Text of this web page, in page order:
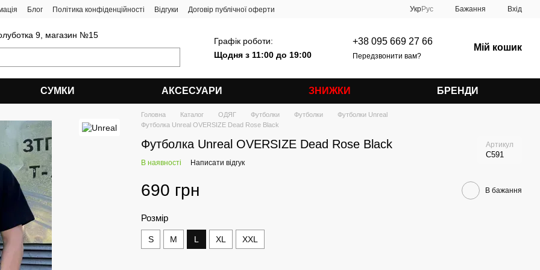
Блог Політика конфіденційності Відгуки Договір публічної оферти УкрРус Бажання Вхід
9, магазин №15
Графік роботи:
Щодня з 11:00 до 19:00
+38 095 669 27 66
Передзвонити вам?
Мій кошик
СУМКИ АКСЕСУАРИ ЗНИЖКИ БРЕНДИ
Головна Каталог ОДЯГ Футболки Футболки
Футболки Unreal
Футболка Unreal OVERSIZE Dead Rose Black
Футболка Unreal OVERSIZE Dead Rose Black Артикул
C591
В наявності Написати відгук
690 грн В бажання
Розмір
S M L XL XXL